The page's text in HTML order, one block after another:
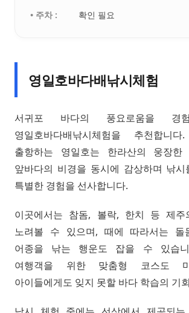
• 주차 :
확인 필요
영일호바다배낚시체험
서귀포 바다의 풍요로움을 경
영일호바다배낚시체험을 추천합니
출항하는 영일호는 한라산의 웅장한
앞바다의 비경을 동시에 감상하며 낚
특별한 경험을 선사합니다.
이곳에서는 참돔, 볼락, 한치 등 제
노려볼 수 있으며, 때에 따라서는 돌
어종을 낚는 행운도 잡을 수 있습
여행객을 위한 맞춤형 코스도
아이들에게도 잊지 못할 바다 학습의 기